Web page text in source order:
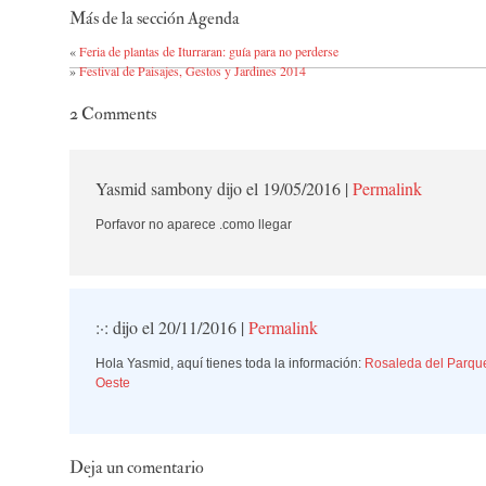
Más de la sección Agenda
«Feria de plantas de Iturraran: guía para no perderse
»Festival de Paisajes, Gestos y Jardines 2014
2Comments
Yasmid sambonydijo el 19/05/2016 | Permalink
Porfavor no aparece .como llegar
:·: dijo el 20/11/2016 | Permalink
Hola Yasmid, aquí tienes toda la información: Rosaleda del
Oeste
Deja un comentario